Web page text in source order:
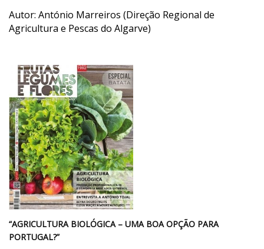
Autor: António Marreiros (Direção Regional de
Agricultura e Pescas do Algarve)
“AGRICULTURA BIOLÓGICA – UMA BOA OPÇÃO PARA
PORTUGAL?”